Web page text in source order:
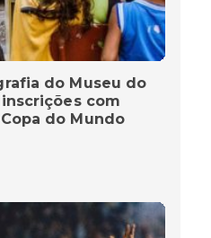
do Museu do
com
do Mundo